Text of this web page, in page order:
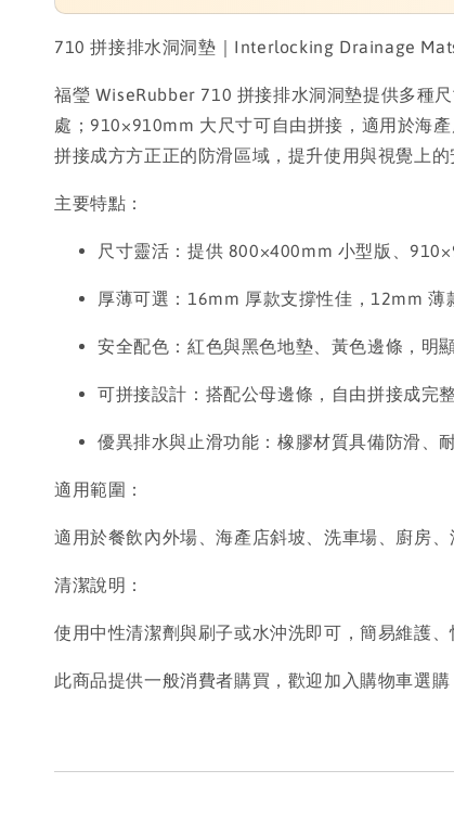
710 拼接排水洞洞墊｜Interlocking Drainage
福瑩 WiseRubber 710 拼接排水洞洞墊提供多種
處；910×910mm 大尺寸可自由拼接，適用於海
拼接成方方正正的防滑區域，提升使用與視覺上的
主要特點：
尺寸靈活：提供 800×400mm 小型版、
厚薄可選：16mm 厚款支撐性佳，12mm 薄
安全配色：紅色與黑色地墊、黃色邊條，明
可拼接設計：搭配公母邊條，自由拼接成完
優異排水與止滑功能：橡膠材質具備防滑、
適用範圍：
適用於餐飲內外場、海產店斜坡、洗車場、廚房
清潔說明：
使用中性清潔劑與刷子或水沖洗即可，簡易維護、
此商品提供一般消費者購買，歡迎加入購物車選